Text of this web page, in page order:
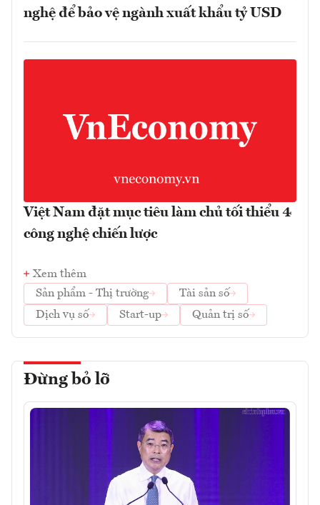
nghệ để bảo vệ ngành xuất khẩu tỷ USD
Việt Nam đặt mục tiêu làm chủ tối thiểu 4
công nghệ chiến lược
Xem thêm
Sản phẩm - Thị trường
Tài sản số
Dịch vụ số
Start-up Quản trị số
Đừng bỏ lỡ